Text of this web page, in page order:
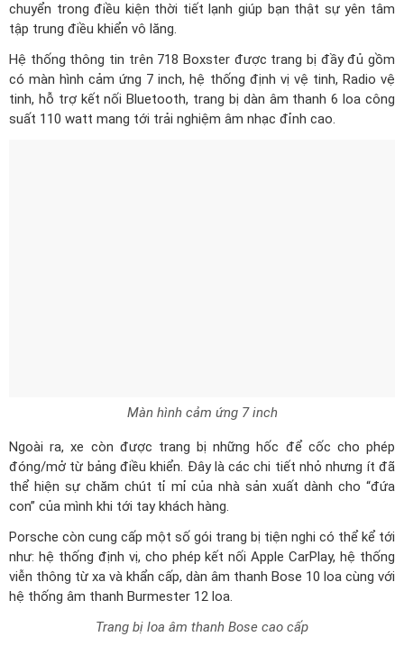
chuyển trong điều kiện thời tiết lạnh giúp bạn thật sự yên tâm
tập trung điều khiển vô lăng.
Hệ thống thông tin trên 718 Boxster được trang bị đầy đủ gồm
có màn hình cảm ứng 7 inch, hệ thống định vị vệ tinh, Radio vệ
tinh, hỗ trợ kết nối Bluetooth, trang bị dàn âm thanh 6 loa công
suất 110 watt mang tới trải nghiệm âm nhạc đỉnh cao.
Màn hình cảm ứng 7 inch
Ngoài ra, xe còn được trang bị những hốc để cốc cho phép
đóng/mở từ bảng điều khiển. Đây là các chi tiết nhỏ nhưng ít đã
thể hiện sự chăm chút tỉ mỉ của nhà sản xuất dành cho “đứa
con” của mình khi tới tay khách hàng.
Porsche còn cung cấp một số gói trang bị tiện nghi có thể kể tới
như: hệ thống định vị, cho phép kết nối Apple CarPlay, hệ thống
viễn thông từ xa và khẩn cấp, dàn âm thanh Bose 10 loa cùng với
hệ thống âm thanh Burmester 12 loa.
Trang bị loa âm thanh Bose cao cấp